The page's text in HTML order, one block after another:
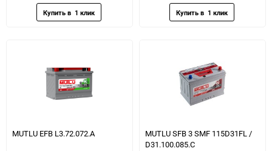
MUTLU EFB L3.72.072.A
MUTLU SFB 3 SMF 115D31FL /
D31.100.085.C